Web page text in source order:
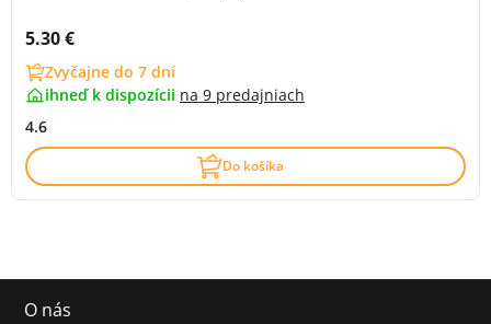
Cena s DPH:
5.30 €
Zvyčajne do 7 dní
ihneď k dispozícii na 9 predajniach
4.6
Do košíka
O nás